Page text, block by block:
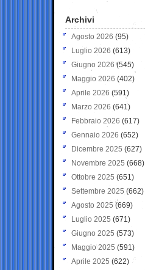
Archivi
Agosto 2026 (95)
Luglio 2026 (613)
Giugno 2026 (545)
Maggio 2026 (402)
Aprile 2026 (591)
Marzo 2026 (641)
Febbraio 2026 (617)
Gennaio 2026 (652)
Dicembre 2025 (627)
Novembre 2025 (668)
Ottobre 2025 (651)
Settembre 2025 (662)
Agosto 2025 (669)
Luglio 2025 (671)
Giugno 2025 (573)
Maggio 2025 (591)
Aprile 2025 (622)